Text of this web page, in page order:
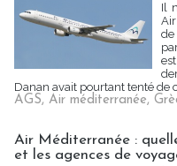
Il
Danan avait pourtant tenté de
AGS, Air méditerranée,
Air Méditerranée :
et les agences de